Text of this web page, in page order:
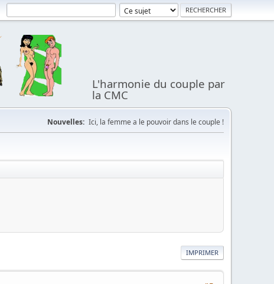
L'harmonie du couple par
la CMC
Nouvelles: Ici, la femme a le pouvoir dans le couple !
IMPRIMER